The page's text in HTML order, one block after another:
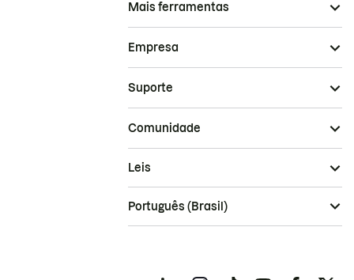
Mais ferramentas
Empresa
Suporte
Comunidade
Leis
Português (Brasil)